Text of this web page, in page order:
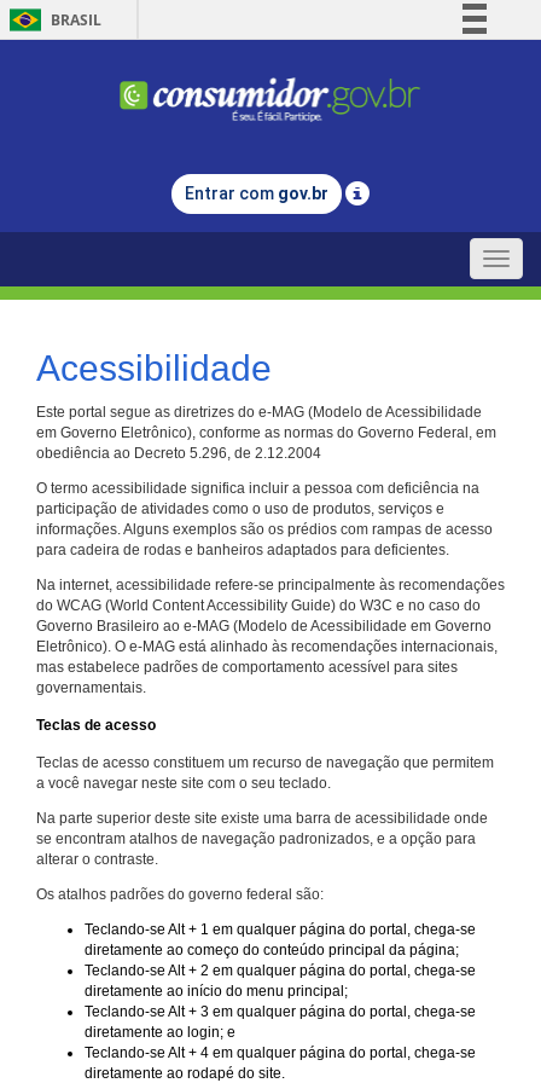
BRASIL
Comunica BR
Legislação
Entrar com gov.br
Toggle
Acessibilidade
Este portal segue as diretrizes do e-MAG (Modelo de Acessibilidade
em Governo Eletrônico), conforme as normas do Governo Federal, em
obediência ao Decreto 5.296, de 2.12.2004
O termo acessibilidade significa incluir a pessoa com deficiência na
participação de atividades como o uso de produtos, serviços e
informações. Alguns exemplos são os prédios com rampas de acesso
para cadeira de rodas e banheiros adaptados para deficientes.
Na internet, acessibilidade refere-se principalmente às recomendações
do WCAG (World Content Accessibility Guide) do W3C e no caso do
Governo Brasileiro ao e-MAG (Modelo de Acessibilidade em Governo
Eletrônico). O e-MAG está alinhado às recomendações internacionais,
mas estabelece padrões de comportamento acessível para sites
governamentais.
Teclas de acesso
Teclas de acesso constituem um recurso de navegação que permitem
a você navegar neste site com o seu teclado.
Na parte superior deste site existe uma barra de acessibilidade onde
se encontram atalhos de navegação padronizados, e a opção para
alterar o contraste.
Os atalhos padrões do governo federal são:
Teclando-se Alt + 1 em qualquer página do portal, chega-se
diretamente ao começo do conteúdo principal da página;
Teclando-se Alt + 2 em qualquer página do portal, chega-se
diretamente ao início do menu principal;
Teclando-se Alt + 3 em qualquer página do portal, chega-se
diretamente ao login; e
Teclando-se Alt + 4 em qualquer página do portal, chega-se
diretamente ao rodapé do site.